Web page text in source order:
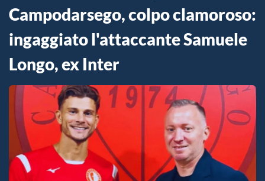
Campodarsego, colpo clamoroso:
ingaggiato l'attaccante Samuele
Longo, ex Inter